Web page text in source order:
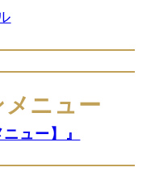
ニュー
ュー】』